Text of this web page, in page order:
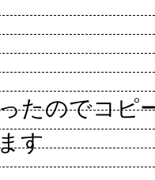
たのでコピ
す